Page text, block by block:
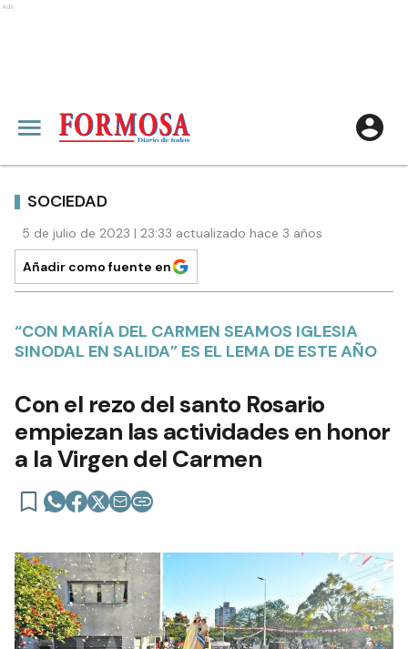
Ads
SOCIEDAD
5 de julio de 2023 | 23:33 actualizado hace 3 años
Añadir como fuente en
“CON MARÍA DEL CARMEN SEAMOS IGLESIA
SINODAL EN SALIDA” ES EL LEMA DE ESTE AÑO
Con el rezo del santo Rosario
empiezan las actividades en honor
a la Virgen del Carmen